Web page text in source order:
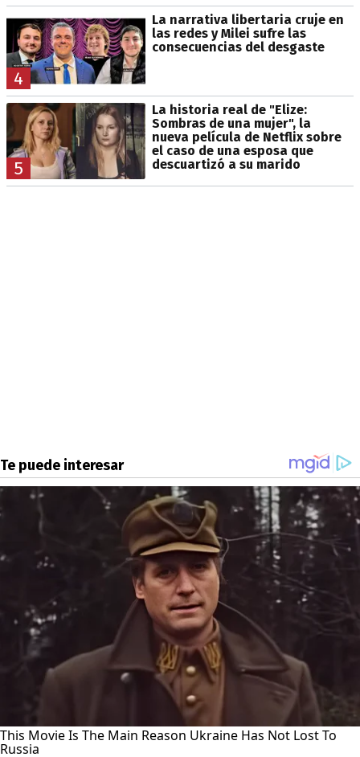
4
La narrativa libertaria cruje en
las redes y Milei sufre las
consecuencias del desgaste
5
La historia real de "Elize:
Sombras de una mujer", la
nueva película de Netflix sobre
el caso de una esposa que
descuartizó a su marido